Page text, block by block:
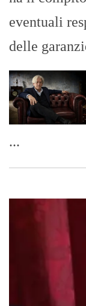
eventuali
delle
...